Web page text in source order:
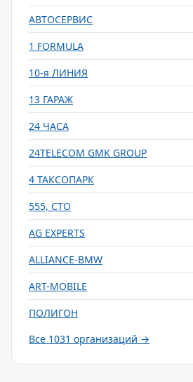
АВТОСЕРВИС
1 FORMULA
10-я ЛИНИЯ
13 ГАРАЖ
24 ЧАСА
24TELECOM GMK GROUP
4 ТАКСОПАРК
555, СТО
AG EXPERTS
ALLIANCE-BMW
ART-MOBILE
ПОЛИГОН
Все 1031 организаций →